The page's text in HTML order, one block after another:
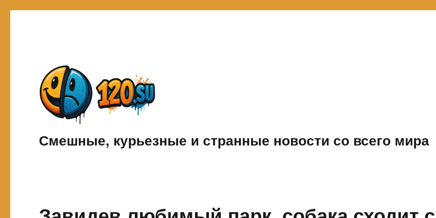
Смешные, курьезные и странные новости со всего мира